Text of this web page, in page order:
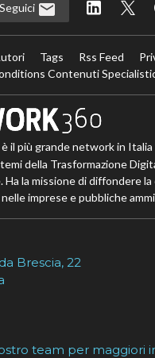
Seguici
Tags Rss Feed
Contenuti
è il più grande network in
della Trasformazione
Ha la missione di diffondere
imprese e pubbliche
Brescia, 22
team per maggiori